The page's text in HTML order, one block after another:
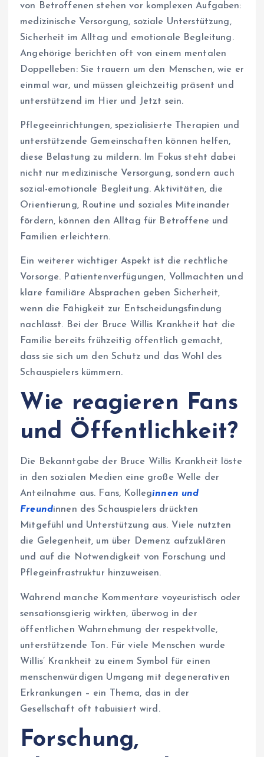
von Betroffenen stehen vor komplexen Aufgaben:
medizinische Versorgung, soziale Unterstützung,
Sicherheit im Alltag und emotionale Begleitung.
Angehörige berichten oft von einem mentalen
Doppelleben: Sie trauern um den Menschen, wie er
einmal war, und müssen gleichzeitig präsent und
unterstützend im Hier und Jetzt sein.
Pflegeeinrichtungen, spezialisierte Therapien und
unterstützende Gemeinschaften können helfen,
diese Belastung zu mildern. Im Fokus steht dabei
nicht nur medizinische Versorgung, sondern auch
sozial-emotionale Begleitung. Aktivitäten, die
Orientierung, Routine und soziales Miteinander
fördern, können den Alltag für Betroffene und
Familien erleichtern.
Ein weiterer wichtiger Aspekt ist die rechtliche
Vorsorge. Patientenverfügungen, Vollmachten und
klare familiäre Absprachen geben Sicherheit,
wenn die Fähigkeit zur Entscheidungsfindung
nachlässt. Bei der Bruce Willis Krankheit hat die
Familie bereits frühzeitig öffentlich gemacht,
dass sie sich um den Schutz und das Wohl des
Schauspielers kümmern.
Wie reagieren Fans
und Öffentlichkeit?
Die Bekanntgabe der Bruce Willis Krankheit löste
in den sozialen Medien eine große Welle der
Anteilnahme aus. Fans, Kolleginnen und
Freundinnen des Schauspielers drückten
Mitgefühl und Unterstützung aus. Viele nutzten
die Gelegenheit, um über Demenz aufzuklären
und auf die Notwendigkeit von Forschung und
Pflegeinfrastruktur hinzuweisen.
Während manche Kommentare voyeuristisch oder
sensationsgierig wirkten, überwog in der
öffentlichen Wahrnehmung der respektvolle,
unterstützende Ton. Für viele Menschen wurde
Willis’ Krankheit zu einem Symbol für einen
menschenwürdigen Umgang mit degenerativen
Erkrankungen – ein Thema, das in der
Gesellschaft oft tabuisiert wird.
Forschung,